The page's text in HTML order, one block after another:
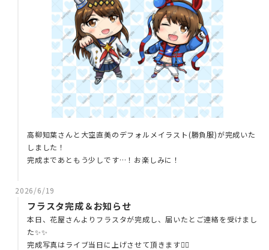
高柳知葉さんと大空直美のデフォルメイラスト(勝負服)が完成いた
しました！
完成まであともう少しです…！お楽しみに！
2026/6/19
フラスタ完成＆お知らせ
本日、花屋さんよりフラスタが完成し、届いたとご連絡を受けまし
た✨✨
完成写真はライブ当日に上げさせて頂きます🙇‍♂️